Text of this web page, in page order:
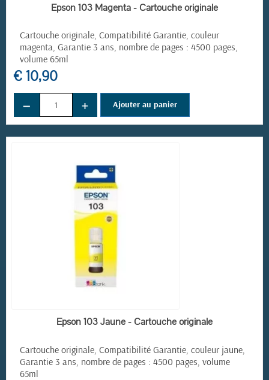
EN STOCK
Epson 103 Magenta - Cartouche originale
Cartouche originale, Compatibilité Garantie, couleur
magenta, Garantie 3 ans, nombre de pages : 4500 pages,
volume 65ml
€ 10,90
− + Ajouter au panier
EN STOCK
Epson 103 Jaune - Cartouche originale
Cartouche originale, Compatibilité Garantie, couleur jaune,
Garantie 3 ans, nombre de pages : 4500 pages, volume
65ml